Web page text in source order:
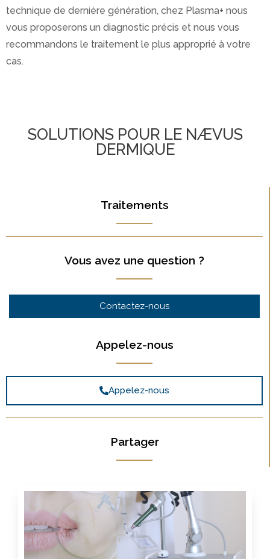
technique de dernière génération, chez Plasma+ nous
vous proposerons un diagnostic précis et nous vous
recommandons le traitement le plus approprié à votre
cas.
SOLUTIONS POUR LE NÆVUS
DERMIQUE
Traitements
Vous avez une question ?
Contactez-nous
Appelez-nous
Appelez-nous
Partager